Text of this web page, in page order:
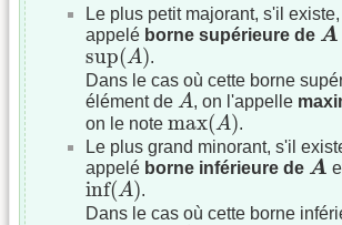
Le plus petit majorant, s'il
appelé borne supérieure de A
A
sup(A)
sup(A).
Dans le cas où cette borne
élément de A
A, on l'appelle
on le note max(A)
max(A).
Le plus grand minorant, s'il
appelé borne inférieure de A
A
inf(A)
inf(A) .
Dans le cas où cette borne